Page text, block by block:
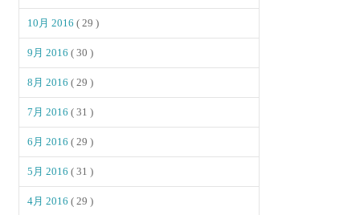
10月 2016( 29 )
9月 2016( 30 )
8月 2016( 29 )
7月 2016( 31 )
6月 2016( 29 )
5月 2016( 31 )
4月 2016( 29 )